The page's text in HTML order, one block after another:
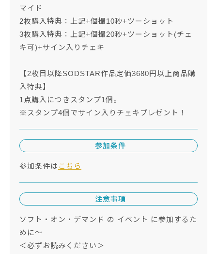
マイド
2枚購入特典：上記+個撮10秒+ツーショット
3枚購入特典：上記+個撮20秒+ツーショット(チェ
キ可)+サイン入りチェキ
【2枚目以降SODSTAR作品定価3680円以上商品購
入特典】
1点購入につきスタンプ1個。
※スタンプ4個でサイン入りチェキプレゼント！
参加条件
参加条件は こちら
注意事項
ソフト・オン・デマンド の イベント に参加するた
めに～
＜必ずお読みください＞